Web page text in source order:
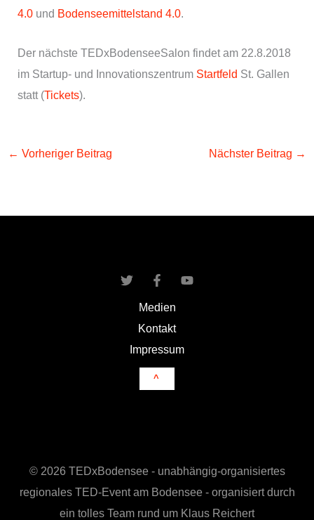
4.0 und Bodenseemittelstand 4.0.
Der nächste TEDxBodenseeSalon findet am 22.8.2018
im Startup- und Innovationszentrum Startfeld St. Gallen
statt (Tickets).
← Vorheriger Beitrag Nächster Beitrag →
Medien
Kontakt
Impressum
^
© 2026 TEDxBodensee - unabhängig-organisiertes
regionales TED-Event am Bodensee - organisiert durch
ein tolles Team rund um Klaus Reichert